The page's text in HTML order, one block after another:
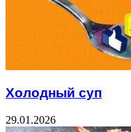
Холодный суп
29.01.2026